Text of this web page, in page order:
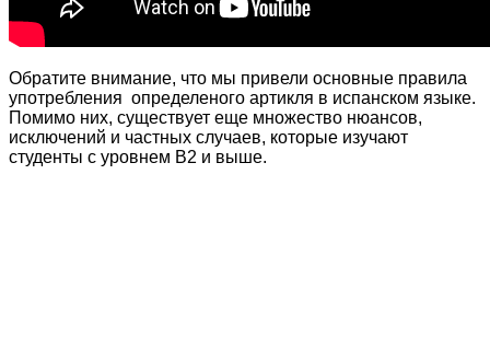
Обратите внимание, что мы привели основные правила
употребления определеного артикля в испанском языке.
Помимо них, существует еще множество нюансов,
исключений и частных случаев, которые изучают
студенты с уровнем В2 и выше.